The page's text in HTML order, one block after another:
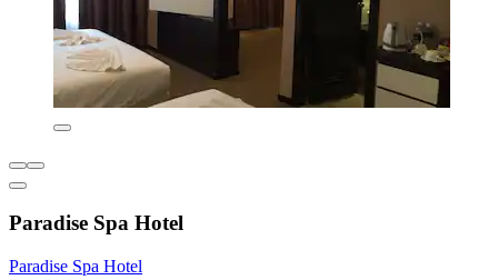
Paradise Spa Hotel
Paradise Spa Hotel